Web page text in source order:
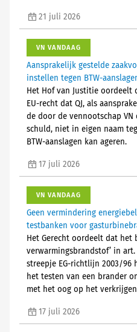
21 juli 2026
VN VANDAAG
Aansprakelijk gestelde
instellen tegen BTW-
Het Hof van Justitie
EU-recht dat QJ, als
de door de vennootschap VN
schuld, niet in eigen naam
BTW-aanslagen kan ageren.
17 juli 2026
VN VANDAAG
Geen vermindering
testbanken voor
Het Gerecht oordeelt dat het
verwarmingsbrandstof’ in
streepje EG-richtlijn 2003/96
het testen van een brander
met het oog op het
17 juli 2026